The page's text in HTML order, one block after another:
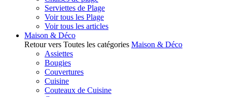
Serviettes de Plage
Voir tous les Plage
Voir tous les articles
Maison & Déco
Retour vers Toutes les catégories Maison & Déco
Assiettes
Bougies
Couvertures
Cuisine
Couteaux de Cuisine